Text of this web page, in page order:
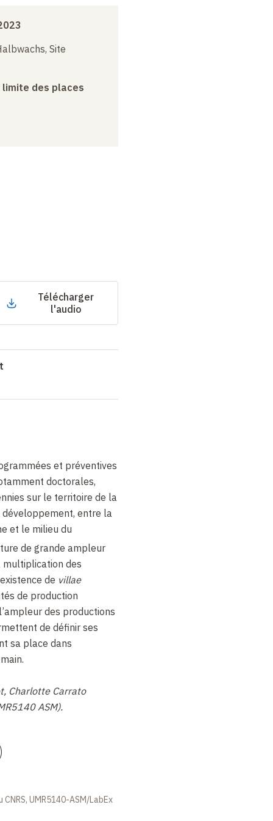
Site
limite des places
Télécharger
l'audio
et préventives
doctorales,
sur le territoire de la
entre la
et le milieu du
de grande ampleur
multiplication des
de villae
de production
des productions
de définir ses
sa place dans
Charlotte Carrato
ASM).
UMR5140-ASM/LabEx